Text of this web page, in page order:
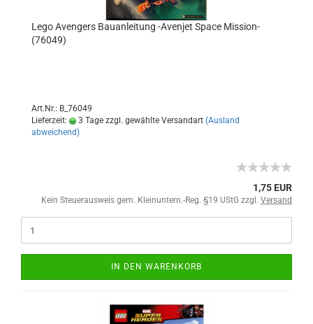
Lego Avengers Bauanleitung -Avenjet Space Mission-
(76049)
Art.Nr.: B_76049
Lieferzeit:
3 Tage zzgl. gewählte Versandart (Ausland
abweichend)
1,75 EUR
Kein Steuerausweis gem. Kleinuntern.-Reg. §19 UStG zzgl. Versand
IN DEN WARENKORB